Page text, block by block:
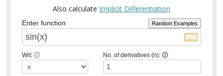
Also calculate Implicit Differentiation
Enter function Random Examples
Wrt: ⓘ No. of derivatives (n): 🛈